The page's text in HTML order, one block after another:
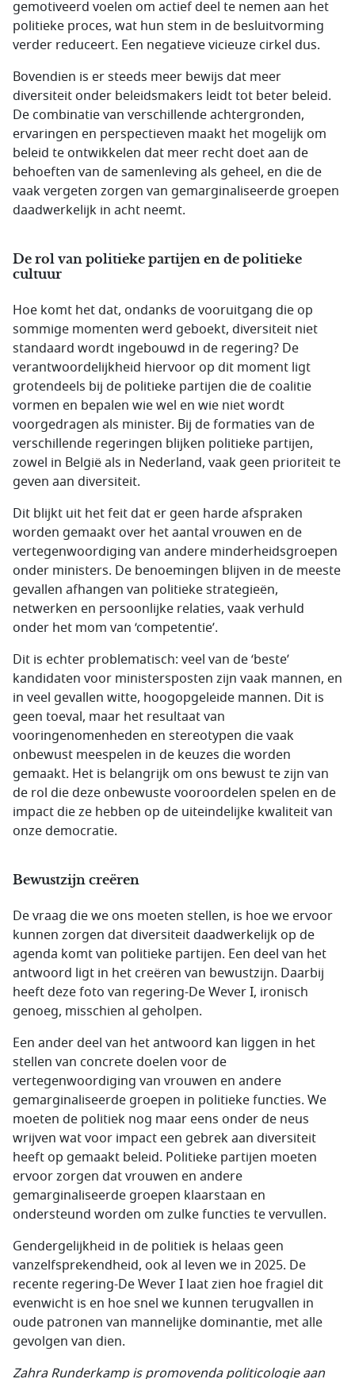
gemotiveerd voelen om actief deel te nemen aan het
politieke proces, wat hun stem in de besluitvorming
verder reduceert. Een negatieve vicieuze cirkel dus.
Bovendien is er steeds meer bewijs dat meer
diversiteit onder beleidsmakers leidt tot beter beleid.
De combinatie van verschillende achtergronden,
ervaringen en perspectieven maakt het mogelijk om
beleid te ontwikkelen dat meer recht doet aan de
behoeften van de samenleving als geheel, en die de
vaak vergeten zorgen van gemarginaliseerde groepen
daadwerkelijk in acht neemt.
De rol van politieke partijen en de politieke
cultuur
Hoe komt het dat, ondanks de vooruitgang die op
sommige momenten werd geboekt, diversiteit niet
standaard wordt ingebouwd in de regering? De
verantwoordelijkheid hiervoor op dit moment ligt
grotendeels bij de politieke partijen die de coalitie
vormen en bepalen wie wel en wie niet wordt
voorgedragen als minister. Bij de formaties van de
verschillende regeringen blijken politieke partijen,
zowel in België als in Nederland, vaak geen prioriteit te
geven aan diversiteit.
Dit blijkt uit het feit dat er geen harde afspraken
worden gemaakt over het aantal vrouwen en de
vertegenwoordiging van andere minderheidsgroepen
onder ministers. De benoemingen blijven in de meeste
gevallen afhangen van politieke strategieën,
netwerken en persoonlijke relaties, vaak verhuld
onder het mom van ‘competentie’.
Dit is echter problematisch: veel van de ‘beste’
kandidaten voor ministersposten zijn vaak mannen, en
in veel gevallen witte, hoogopgeleide mannen. Dit is
geen toeval, maar het resultaat van
vooringenomenheden en stereotypen die vaak
onbewust meespelen in de keuzes die worden
gemaakt. Het is belangrijk om ons bewust te zijn van
de rol die deze onbewuste vooroordelen spelen en de
impact die ze hebben op de uiteindelijke kwaliteit van
onze democratie.
Bewustzijn creëren
De vraag die we ons moeten stellen, is hoe we ervoor
kunnen zorgen dat diversiteit daadwerkelijk op de
agenda komt van politieke partijen. Een deel van het
antwoord ligt in het creëren van bewustzijn. Daarbij
heeft deze foto van regering-De Wever I, ironisch
genoeg, misschien al geholpen.
Een ander deel van het antwoord kan liggen in het
stellen van concrete doelen voor de
vertegenwoordiging van vrouwen en andere
gemarginaliseerde groepen in politieke functies. We
moeten de politiek nog maar eens onder de neus
wrijven wat voor impact een gebrek aan diversiteit
heeft op gemaakt beleid. Politieke partijen moeten
ervoor zorgen dat vrouwen en andere
gemarginaliseerde groepen klaarstaan en
ondersteund worden om zulke functies te vervullen.
Gendergelijkheid in de politiek is helaas geen
vanzelfsprekendheid, ook al leven we in 2025. De
recente regering-De Wever I laat zien hoe fragiel dit
evenwicht is en hoe snel we kunnen terugvallen in
oude patronen van mannelijke dominantie, met alle
gevolgen van dien.
Zahra Runderkamp is promovenda politicologie aan